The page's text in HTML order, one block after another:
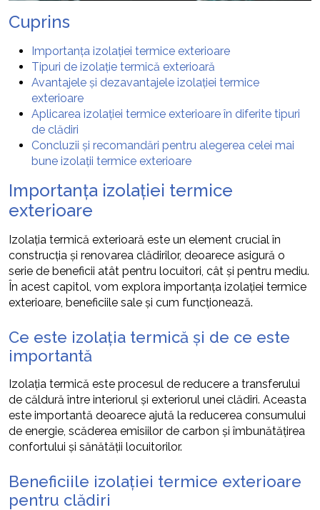
Cuprins
Importanța izolației termice exterioare
Tipuri de izolație termică exterioară
Avantajele și dezavantajele izolației termice
exterioare
Aplicarea izolației termice exterioare în diferite tipuri
de clădiri
Concluzii și recomandări pentru alegerea celei mai
bune izolații termice exterioare
Importanța izolației termice
exterioare
Izolația termică exterioară este un element crucial în
construcția și renovarea clădirilor, deoarece asigură o
serie de beneficii atât pentru locuitori, cât și pentru mediu.
În acest capitol, vom explora importanța izolației termice
exterioare, beneficiile sale și cum funcționează.
Ce este izolația termică și de ce este
importantă
Izolația termică este procesul de reducere a transferului
de căldură între interiorul și exteriorul unei clădiri. Aceasta
este importantă deoarece ajută la reducerea consumului
de energie, scăderea emisiilor de carbon și îmbunătățirea
confortului și sănătății locuitorilor.
Beneficiile izolației termice exterioare
pentru clădiri